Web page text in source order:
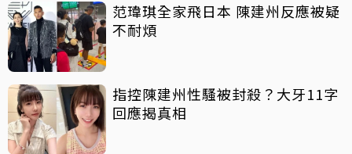
范瑋琪全家飛日本 陳建州反應被疑
不耐煩
指控陳建州性騷被封殺？大牙11字
回應揭真相